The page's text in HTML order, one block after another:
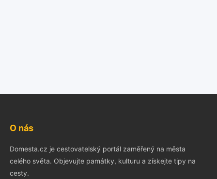
O nás
Domesta.cz je cestovatelský portál zaměřený na města
celého světa. Objevujte památky, kulturu a získejte tipy na
cesty.